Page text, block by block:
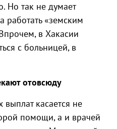
Но так не думает
работать «земским
в Хакасии
с больницей, в
отовсюду
касается не
помощи, а и врачей